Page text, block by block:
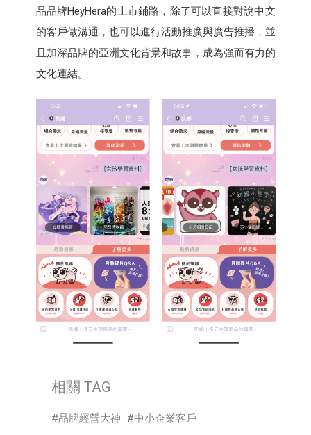
品品牌HeyHera的上市鋪路，除了可以直接對說中文
的客戶做溝通，也可以進行活動推廣與廣告推播，並
且加深品牌的亞洲文化背景和故事，成為強而有力的
文化連結。
相關 TAG
品牌經營大神
中小企業客戶